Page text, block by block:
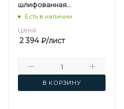
шлифованная
березовая
Есть в наличии
Цена:
2 394₽/лист
В КОРЗИНУ